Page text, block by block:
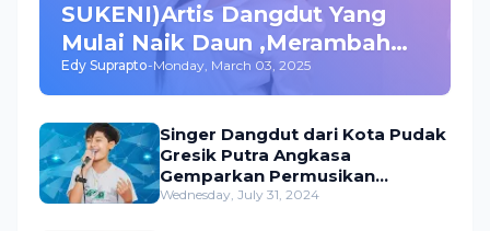
SUKENI)Artis Dangdut Yang
Mulai Naik Daun ,Merambah
Bisnis dan Akting
Edy Suprapto-Monday, March 03, 2025
Singer Dangdut dari Kota Pudak
Gresik Putra Angkasa
Gemparkan Permusikan
Dangdut Indonesia
Wednesday, July 31, 2024